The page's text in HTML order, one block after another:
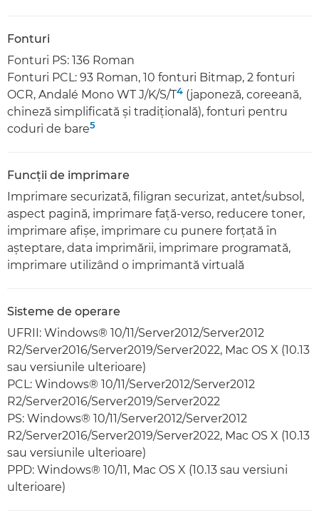
Fonturi
Fonturi PS: 136 Roman
Fonturi PCL: 93 Roman, 10 fonturi Bitmap, 2 fonturi
OCR, Andalé Mono WT J/K/S/T4 (japoneză, coreeană,
chineză simplificată şi tradiţională), fonturi pentru
coduri de bare5
Funcţii de imprimare
Imprimare securizată, filigran securizat, antet/subsol,
aspect pagină, imprimare faţă-verso, reducere toner,
imprimare afişe, imprimare cu punere forţată în
aşteptare, data imprimării, imprimare programată,
imprimare utilizând o imprimantă virtuală
Sisteme de operare
UFRII: Windows® 10/11/Server2012/Server2012
R2/Server2016/Server2019/Server2022, Mac OS X (10.13
sau versiunile ulterioare)
PCL: Windows® 10/11/Server2012/Server2012
R2/Server2016/Server2019/Server2022
PS: Windows® 10/11/Server2012/Server2012
R2/Server2016/Server2019/Server2022, Mac OS X (10.13
sau versiunile ulterioare)
PPD: Windows® 10/11, Mac OS X (10.13 sau versiuni
ulterioare)